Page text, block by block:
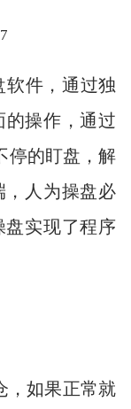
件，通过独
操作，通过
停的盯盘，解
，人为操盘必
盘实现了程序
，如果正常就